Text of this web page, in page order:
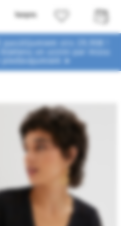
pasūtījumiem virs 29,90€ !
un uzzini par mūsu